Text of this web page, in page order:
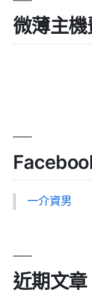
微薄主
一介資男
近期文章